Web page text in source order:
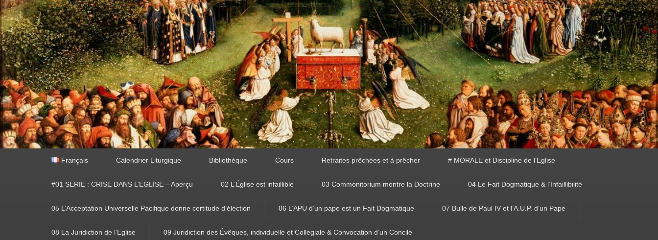
Français Calendrier Liturgique Bibliothèque Cours Retraites prêchées et à prêcher # MORALE et Discipline de l’Eglise
#01 SERIE : CRISE DANS L’EGLISE – Aperçu 02 L’Église est infaillible 03 Commonitorium montre la Doctrine 04 Le Fait Dogmatique & l’Infaillibilité
05 L’Acceptation Universelle Pacifique donne certitude d’élection 06 L’APU d’un pape est un Fait Dogmatique 07 Bulle de Paul IV et l’A.U.P. d’un Pape
08 La Juridiction de l’Eglise 09 Juridiction des Évêques, individuelle et Collegiale & Convocation d’un Concile